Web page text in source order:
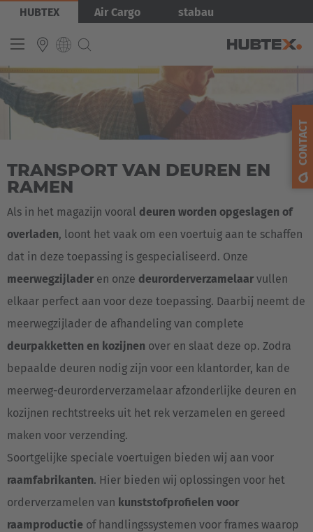
Overslaan
naar
inhoud
gaan
HUBTEX Air Cargo stabau
INTERNATIONAL
English
Español
Français
Afbeelding
TRANSPORT VAN DEUREN EN
RAMEN
Als in het magazijn vooral deuren worden opgeslagen of
overladen, loont het vaak om een voertuig aan te schaffen
dat in deze toepassing is gespecialiseerd. Onze
meerwegzijlader en onze deurorderverzamelaar vullen
elkaar perfect aan voor deze toepassing. Daarbij neemt de
meerwegzijlader de afhandeling van complete
deurpakketten en kozijnen over en slaat deze op. Zodra
bepaalde deuren nodig zijn voor een klantorder, kan de
meerweg-deurorderverzamelaar afzonderlijke deuren en
kozijnen rechtstreeks uit het rek verzamelen en gereed
maken voor verzending.
Soortgelijke speciale voertuigen bieden wij aan voor
raamfabrikanten. Hier bieden wij oplossingen voor het
orderverzamelen van kunststofprofielen voor
raamproductie of handlingssystemen voor frames waarop
CONTACT